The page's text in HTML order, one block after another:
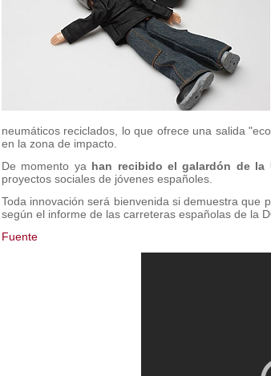
neumáticos reciclados, lo que ofrece una salida
en la zona de impacto.
De momento ya han recibido el galardón de la
proyectos sociales de jóvenes españoles.
Toda innovación será bienvenida si demuestra que
según el informe de las carreteras españolas de la
Fuente